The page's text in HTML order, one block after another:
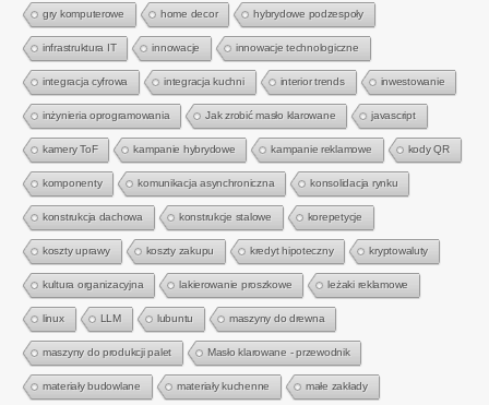
gry komputerowe home decor hybrydowe podzespoły
infrastruktura IT innowacje innowacje technologiczne
integracja cyfrowa integracja kuchni interior trends inwestowanie
inżynieria oprogramowania Jak zrobić masło klarowane javascript
kamery ToF kampanie hybrydowe kampanie reklamowe kody QR
komponenty komunikacja asynchroniczna konsolidacja rynku
konstrukcja dachowa konstrukcje stalowe korepetycje
koszty uprawy koszty zakupu kredyt hipoteczny kryptowaluty
kultura organizacyjna lakierowanie proszkowe leżaki reklamowe
linux LLM lubuntu maszyny do drewna
maszyny do produkcji palet Masło klarowane - przewodnik
materiały budowlane materiały kuchenne małe zakłady